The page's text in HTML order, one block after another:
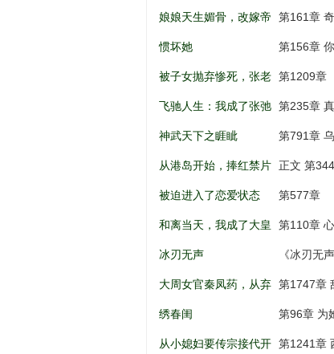
娘娘天生媚骨，改嫁帝
王一夜孕吐
第161章
惯坏她 第156章
被子女抛弃惨死，张老
太重生八零
第1209章
飞驰人生：我成了张弛
亲弟弟
第235章
神武天下之睚眦 第791章
从港岛开始，捧红禁片
女神
正文 第
被迫进入了恋爱状态 第577章
和离当天，我成了大皇
子的掌上娇
第110章
冰刃无声 《冰刃无
大周女官秦凤药，从弃
儿到权利巅
第1747章
绣春闺 第96章 为
从小媳妇要传宗接代开 第1241章